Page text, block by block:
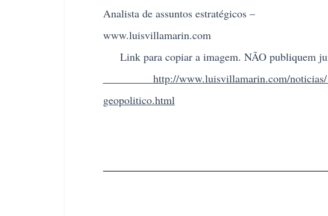
Analista de assuntos estratégicos –
www.luisvillamarin.com
Link para copiar a imagem. NÃO publiquem
http://www.luisvillamarin.com/
geopolitico.html